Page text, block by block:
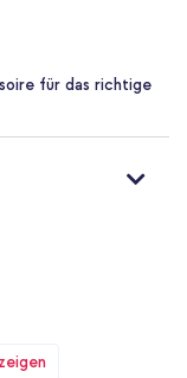
für das richtige